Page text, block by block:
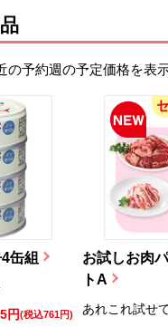
予約週の予定価格を表示
缶組
円(税込761円)
お試しお肉
トA
あれこれ試せ